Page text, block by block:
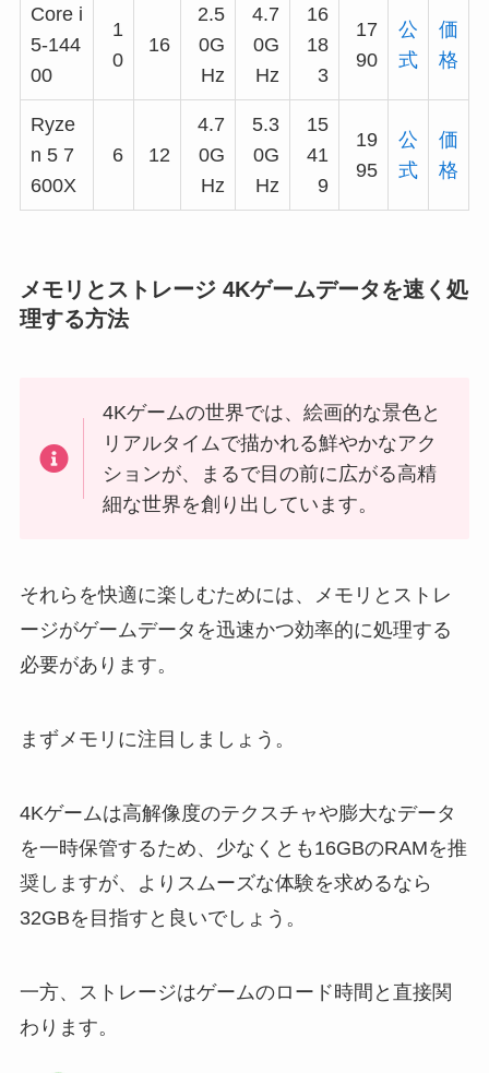
Core i
5-144
00
1
0
16
2.5
0G
Hz
4.7
0G
Hz
16
18
3
17
90
公
式
価
格
Ryze
n 5 7
600X
6 12
4.7
0G
Hz
5.3
0G
Hz
15
41
9
19
95
公
式
価
格
メモリとストレージ 4Kゲームデータを速く処
理する方法
4Kゲームの世界では、絵画的な景色と
リアルタイムで描かれる鮮やかなアク
ションが、まるで目の前に広がる高精
細な世界を創り出しています。
それらを快適に楽しむためには、メモリとストレ
ージがゲームデータを迅速かつ効率的に処理する
必要があります。
まずメモリに注目しましょう。
4Kゲームは高解像度のテクスチャや膨大なデータ
を一時保管するため、少なくとも16GBのRAMを推
奨しますが、よりスムーズな体験を求めるなら
32GBを目指すと良いでしょう。
一方、ストレージはゲームのロード時間と直接関
わります。